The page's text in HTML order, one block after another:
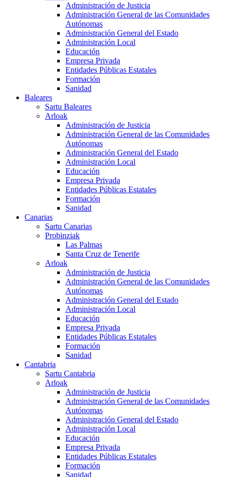
Administración de Justicia
Administración General de las Comunidades
Autónomas
Administración General del Estado
Administración Local
Educación
Empresa Privada
Entidades Públicas Estatales
Formación
Sanidad
Baleares
Sartu Baleares
Arloak
Administración de Justicia
Administración General de las Comunidades
Autónomas
Administración General del Estado
Administración Local
Educación
Empresa Privada
Entidades Públicas Estatales
Formación
Sanidad
Canarias
Sartu Canarias
Probinziak
Las Palmas
Santa Cruz de Tenerife
Arloak
Administración de Justicia
Administración General de las Comunidades
Autónomas
Administración General del Estado
Administración Local
Educación
Empresa Privada
Entidades Públicas Estatales
Formación
Sanidad
Cantabria
Sartu Cantabria
Arloak
Administración de Justicia
Administración General de las Comunidades
Autónomas
Administración General del Estado
Administración Local
Educación
Empresa Privada
Entidades Públicas Estatales
Formación
Sanidad